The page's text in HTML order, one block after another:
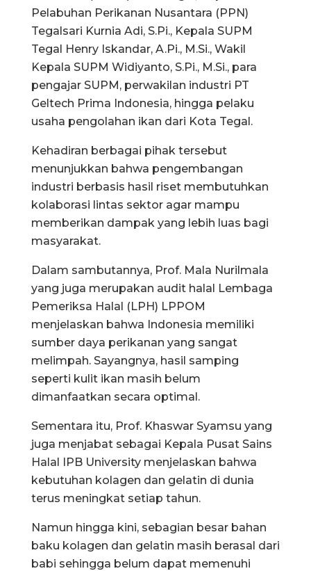
Pelabuhan Perikanan Nusantara (PPN)
Tegalsari Kurnia Adi, S.Pi., Kepala SUPM
Tegal Henry Iskandar, A.Pi., M.Si., Wakil
Kepala SUPM Widiyanto, S.Pi., M.Si., para
pengajar SUPM, perwakilan industri PT
Geltech Prima Indonesia, hingga pelaku
usaha pengolahan ikan dari Kota Tegal.
Kehadiran berbagai pihak tersebut
menunjukkan bahwa pengembangan
industri berbasis hasil riset membutuhkan
kolaborasi lintas sektor agar mampu
memberikan dampak yang lebih luas bagi
masyarakat.
Dalam sambutannya, Prof. Mala Nurilmala
yang juga merupakan audit halal Lembaga
Pemeriksa Halal (LPH) LPPOM
menjelaskan bahwa Indonesia memiliki
sumber daya perikanan yang sangat
melimpah. Sayangnya, hasil samping
seperti kulit ikan masih belum
dimanfaatkan secara optimal.
Sementara itu, Prof. Khaswar Syamsu yang
juga menjabat sebagai Kepala Pusat Sains
Halal IPB University menjelaskan bahwa
kebutuhan kolagen dan gelatin di dunia
terus meningkat setiap tahun.
Namun hingga kini, sebagian besar bahan
baku kolagen dan gelatin masih berasal dari
babi sehingga belum dapat memenuhi